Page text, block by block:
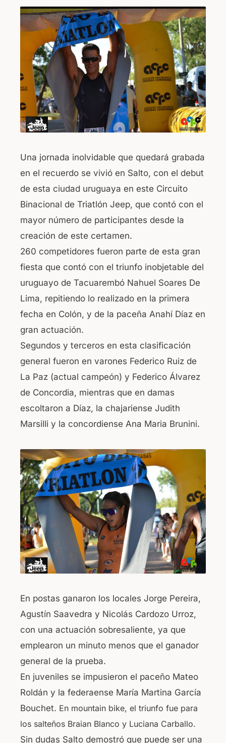
c
e
b
o
o
k
at
s
A
p
p
Una jornada inolvidable que quedará grabada
en el recuerdo se vivió en Salto, con el debut
de esta ciudad uruguaya en este Circuito
Binacional de Triatlón Jeep, que contó con el
mayor número de participantes desde la
creación de este certamen.
260 competidores fueron parte de esta gran
fiesta que contó con el triunfo inobjetable del
uruguayo de Tacuarembó Nahuel Soares De
Lima, repitiendo lo realizado en la primera
fecha en Colón, y de la paceña Anahí Díaz en
gran actuación.
Segundos y terceros en esta clasificación
general fueron en varones Federico Ruiz de
La Paz (actual campeón) y Federico Álvarez
de Concordia, mientras que en damas
escoltaron a Díaz, la chajariense Judith
Marsilli y la concordiense Ana Maria Brunini.
En postas ganaron los locales Jorge Pereira,
Agustín Saavedra y Nicolás Cardozo Urroz,
con una actuación sobresaliente, ya que
emplearon un minuto menos que el ganador
general de la prueba.
En juveniles se impusieron el paceño Mateo
Roldán y la federaense María Martina García
Bouchet. En mountain bike, el triunfo fue para
los salteños Braian Blanco y Luciana Carballo.
Sin dudas Salto demostró que puede ser una